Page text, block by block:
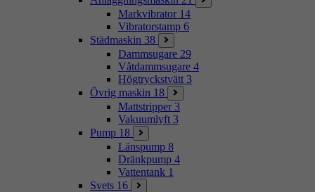
Markvibrator 14
Vibratorstamp 6
Städmaskin 38
Dammsugare 29
Våtdammsugare 4
Högtryckstvätt 3
Övrig maskin 18
Mattstripper 3
Vakuumlyft 3
Pump 18
Länspump 8
Dränkpump 4
Vattentank 1
Svets 16